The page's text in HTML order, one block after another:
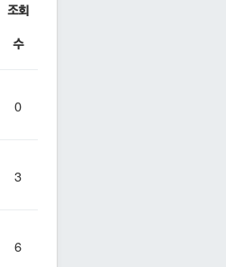
조회
수
0
3
6